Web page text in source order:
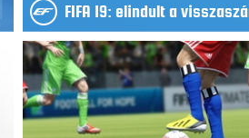
FIFA 19: elindult a